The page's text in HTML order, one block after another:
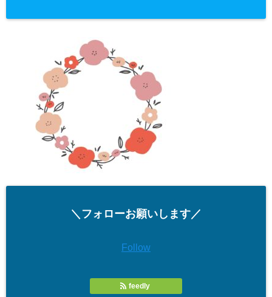
＼フォローお願いします／
Follow
feedly